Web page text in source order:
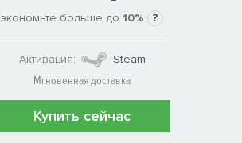
экономьте больше до10% ?
Активация:
Steam
Мгновенная доставка
Купить сейчас